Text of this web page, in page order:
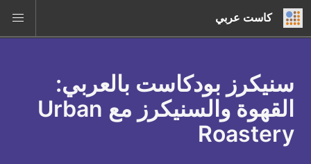
كاست عربي
سنيكرز بودكاست بالعربي:
القهوة والسنيكرز مع Urban
Roastery